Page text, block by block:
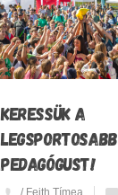
KERESSÜK A
LEGSPORTOSABB
PEDAGÓGUST!
/ Feith Tímea